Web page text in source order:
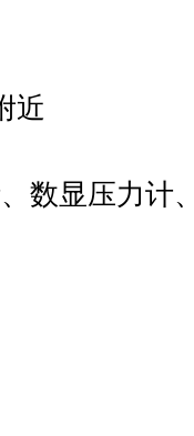
近
数显压力计